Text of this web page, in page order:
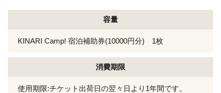
容量
KINARI Camp! 宿泊補助券(10000円分) 1枚
消費期限
使用期限:チケット出荷日の翌々日より1年間です。